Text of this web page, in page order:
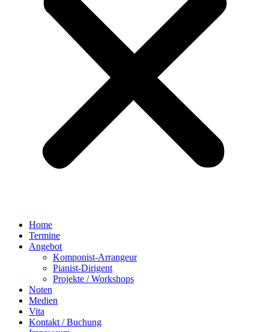
Home
Termine
Angebot
Komponist-Arrangeur
Pianist-Dirigent
Projekte / Workshops
Noten
Medien
Vita
Kontakt / Buchung